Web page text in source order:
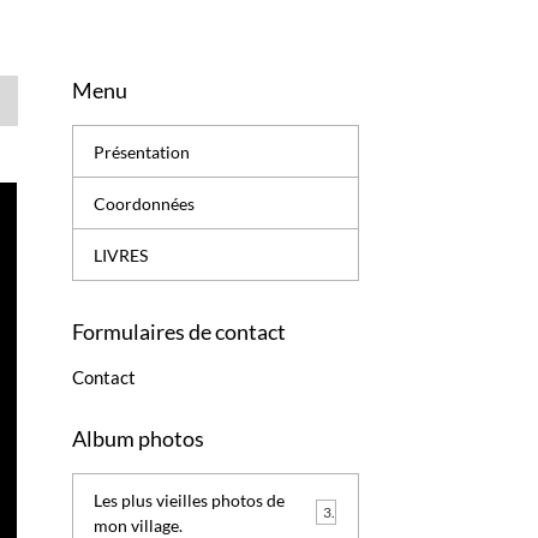
Menu
Présentation
Coordonnées
LIVRES
Formulaires de contact
Contact
Album photos
Les plus vieilles photos de
mon village.
3